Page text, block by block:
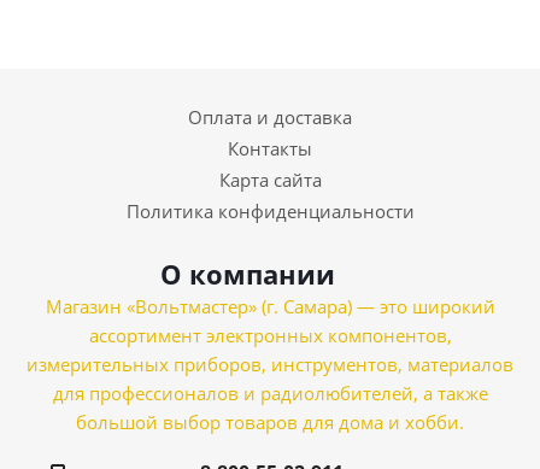
Оплата и доставка
Контакты
Карта сайта
Политика конфиденциальности
О компании
Магазин «Вольтмастер» (г. Самара) — это широкий
ассортимент электронных компонентов,
измерительных приборов, инструментов, материалов
для профессионалов и радиолюбителей, а также
большой выбор товаров для дома и хобби.